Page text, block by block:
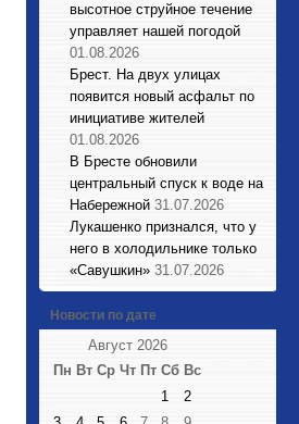
высотное струйное течение
управляет нашей погодой
01.08.2026
Брест. На двух улицах
появится новый асфальт по
инициативе жителей
01.08.2026
В Бресте обновили
центральный спуск к воде на
Набережной 31.07.2026
Лукашенко признался, что у
него в холодильнике только
«Савушкин» 31.07.2026
Новости по дате
Август 2026
Пн Вт Ср Чт Пт Сб Вс
1
2